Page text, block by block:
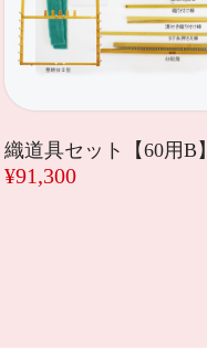
織道具セット【60用B】
¥91,300